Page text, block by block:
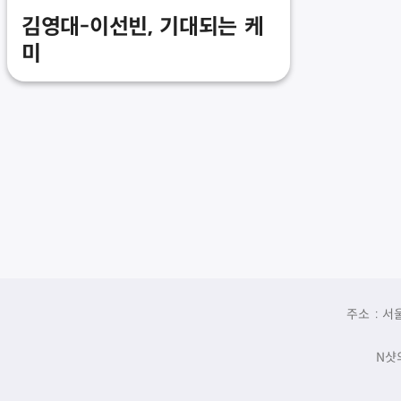
김영대-이선빈, 기대되는 케
미
주소 : 서
N샷